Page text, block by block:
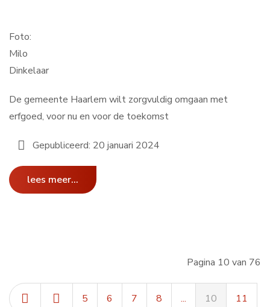
Foto:
Milo
Dinkelaar
De gemeente Haarlem wilt zorgvuldig omgaan met
erfgoed, voor nu en voor de toekomst
Gepubliceerd: 20 januari 2024
lees meer...
Pagina 10 van 76
5 6 7 8 ... 10 11